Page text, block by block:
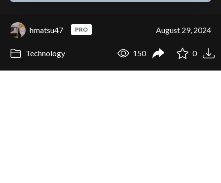
hmatsu47 PRO August 29, 2024
Technology 150 0